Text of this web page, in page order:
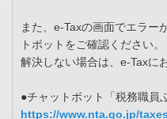
また、e-Taxの画面でエラー
トボットをご確認ください。
解決しない場合は、e-Taxに
●チャットボット「税務職員
https://www.nta.go.jp/